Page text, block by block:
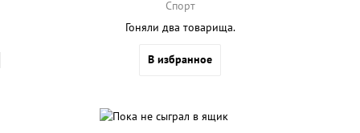
Спорт
Гоняли два товарища.
В избранное